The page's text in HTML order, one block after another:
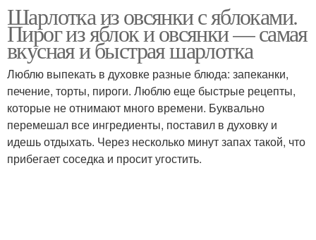
Шарлотка из овсянки с яблоками.
Пирог из яблок и овсянки — самая
вкусная и быстрая шарлотка
Люблю выпекать в духовке разные блюда: запеканки,
печение, торты, пироги. Люблю еще быстрые рецепты,
которые не отнимают много времени. Буквально
перемешал все ингредиенты, поставил в духовку и
идешь отдыхать. Через несколько минут запах такой, что
прибегает соседка и просит угостить.